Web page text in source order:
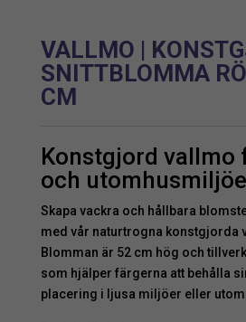
VALLMO |
SNITTBLOMMA
CM
Konstgjord vallmo
och
Skapa vackra och hållbara
med vår naturtrogna konstgjorda
Blomman är 52 cm hög och
som hjälper färgerna att behålla
placering i ljusa miljöer eller